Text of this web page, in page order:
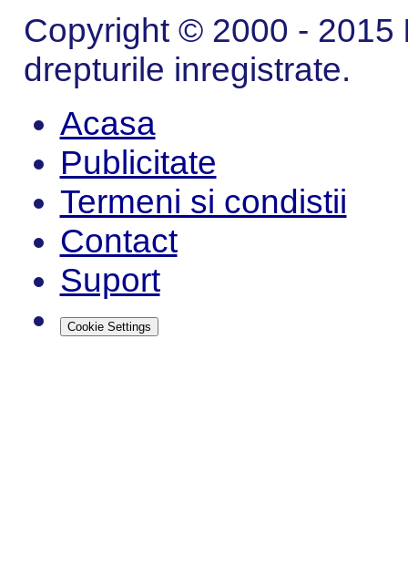
Copyright © 2000 - 2015
drepturile inregistrate.
Acasa
Publicitate
Termeni si condistii
Contact
Suport
Cookie Settings